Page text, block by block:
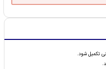
تکمیل شود.